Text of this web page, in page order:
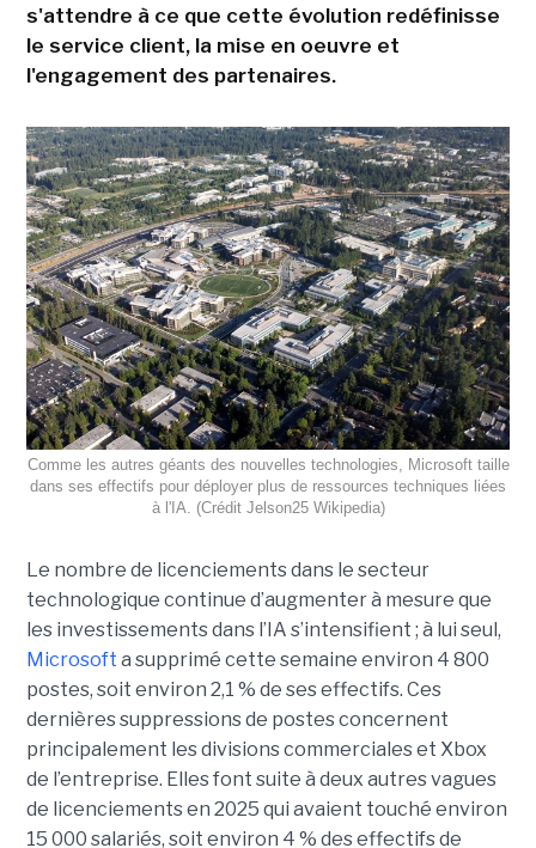
s'attendre à ce que cette évolution redéfinisse
le service client, la mise en oeuvre et
l'engagement des partenaires.
Comme les autres géants des nouvelles technologies, Microsoft taille
dans ses effectifs pour déployer plus de ressources techniques liées
à l'IA. (Crédit Jelson25 Wikipedia)
Le nombre de licenciements dans le secteur
technologique continue d’augmenter à mesure que
les investissements dans l’IA s’intensifient ; à lui seul,
Microsoft a supprimé cette semaine environ 4 800
postes, soit environ 2,1 % de ses effectifs. Ces
dernières suppressions de postes concernent
principalement les divisions commerciales et Xbox
de l’entreprise. Elles font suite à deux autres vagues
de licenciements en 2025 qui avaient touché environ
15 000 salariés, soit environ 4 % des effectifs de